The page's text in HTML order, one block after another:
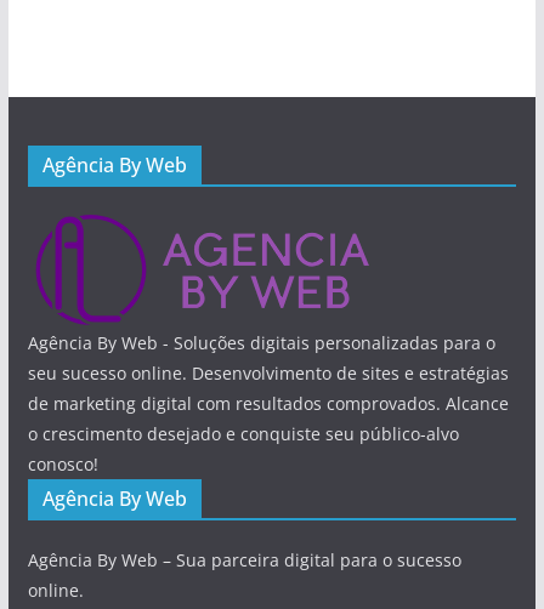
Agência By Web
Agência By Web - Soluções digitais personalizadas para o
seu sucesso online. Desenvolvimento de sites e estratégias
de marketing digital com resultados comprovados. Alcance
o crescimento desejado e conquiste seu público-alvo
conosco!
Agência By Web
Agência By Web – Sua parceira digital para o sucesso
online.